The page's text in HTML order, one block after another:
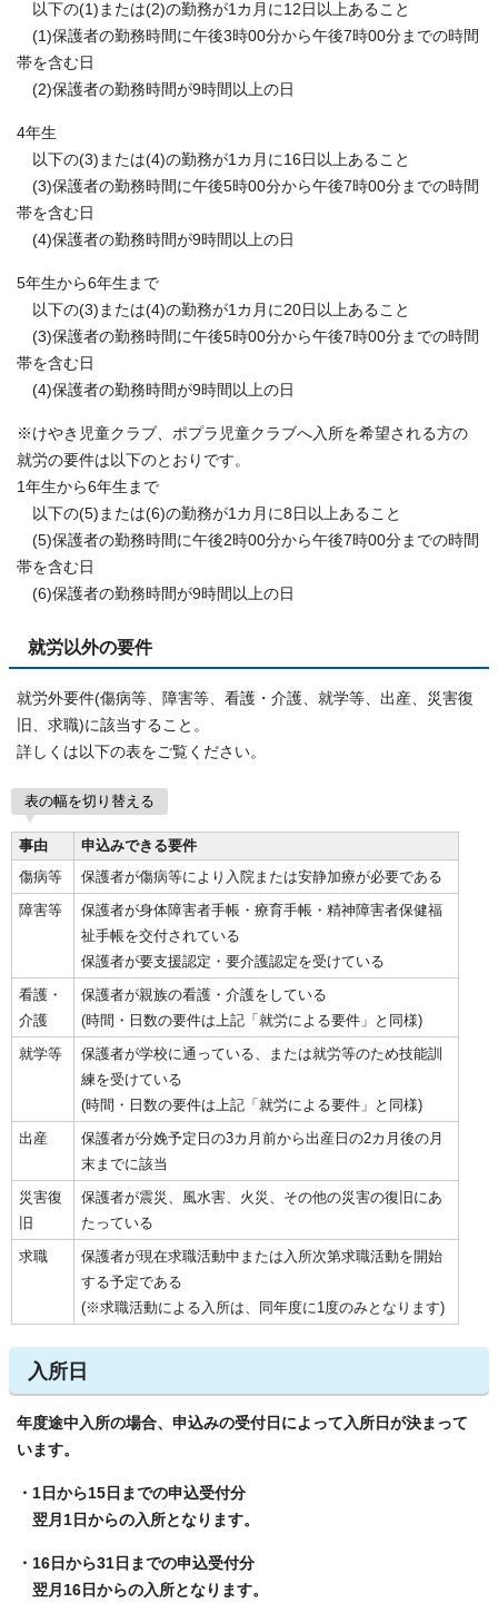
以下の(1)または(2)の勤務が1カ月に12日以上あること
(1)保護者の勤務時間に午後3時00分から午後7時00分までの時間
帯を含む日
(2)保護者の勤務時間が9時間以上の日
4年生
以下の(3)または(4)の勤務が1カ月に16日以上あること
(3)保護者の勤務時間に午後5時00分から午後7時00分までの時間
帯を含む日
(4)保護者の勤務時間が9時間以上の日
5年生から6年生まで
以下の(3)または(4)の勤務が1カ月に20日以上あること
(3)保護者の勤務時間に午後5時00分から午後7時00分までの時間
帯を含む日
(4)保護者の勤務時間が9時間以上の日
※けやき児童クラブ、ポプラ児童クラブへ入所を希望される方の
就労の要件は以下のとおりです。
1年生から6年生まで
以下の(5)または(6)の勤務が1カ月に8日以上あること
(5)保護者の勤務時間に午後2時00分から午後7時00分までの時間
帯を含む日
(6)保護者の勤務時間が9時間以上の日
就労以外の要件
就労外要件(傷病等、障害等、看護・介護、就学等、出産、災害復
旧、求職)に該当すること。
詳しくは以下の表をご覧ください。
表の幅を切り替える
事由
申込みできる要件
傷病等
保護者が傷病等により入院または安静加療が必要である
障害等
保護者が身体障害者手帳・療育手帳・精神障害者保健福
祉手帳を交付されている
保護者が要支援認定・要介護認定を受けている
看護・
介護
保護者が親族の看護・介護をしている
(時間・日数の要件は上記「就労による要件」と同様)
就学等
保護者が学校に通っている、または就労等のため技能訓
練を受けている
(時間・日数の要件は上記「就労による要件」と同様)
出産
保護者が分娩予定日の3カ月前から出産日の2カ月後の月
末までに該当
災害復
旧
保護者が震災、風水害、火災、その他の災害の復旧にあ
たっている
求職
保護者が現在求職活動中または入所次第求職活動を開始
する予定である
(※求職活動による入所は、同年度に1度のみとなります)
入所日
年度途中入所の場合、申込みの受付日によって入所日が決まって
います。
・1日から15日までの申込受付分
翌月1日からの入所となります。
・16日から31日までの申込受付分
翌月16日からの入所となります。